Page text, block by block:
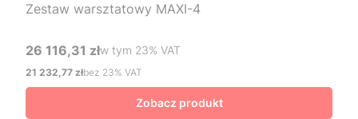
Zestaw warsztatowy MAXI-4
Cena brutto
26 116,31 złw tym %s VAT
w tym 23% VAT
Cena netto
21 232,77 złbez 23% VAT
Zobacz produkt